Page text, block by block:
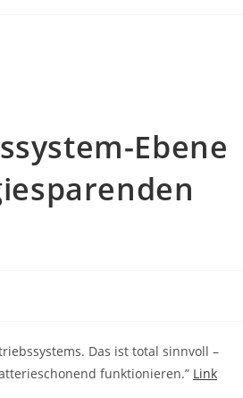
Ebene
Das ist total sinnvoll –
funktionieren.” Link